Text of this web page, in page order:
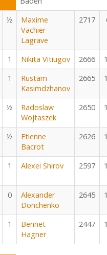
½
Maxime
Vachier-
Lagrave
2717
1 Nikita Vitiugov 2666
1
Rustam
Kasimdzhanov
2665
½
Radoslaw
Wojtaszek
2650
½
Etienne
Bacrot
2626
1 Alexei Shirov 2597
0
Alexander
Donchenko
2645
1
Bennet
Hagner
2447